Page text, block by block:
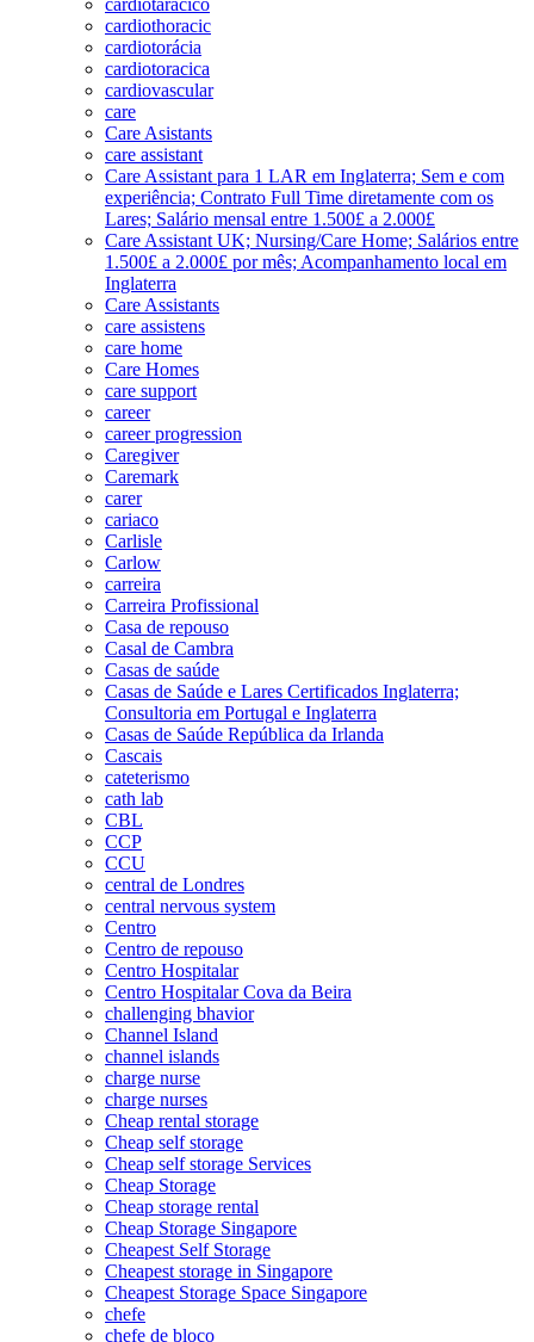
cardiothoracic
cardiotorácia
cardiotoracica
cardiovascular
care
Care Asistants
care assistant
Care Assistant para 1 LAR em Inglaterra; Sem e com
experiência; Contrato Full Time diretamente com os
Lares; Salário mensal entre 1.500£ a 2.000£
Care Assistant UK; Nursing/Care Home; Salários entre
1.500£ a 2.000£ por mês; Acompanhamento local em
Inglaterra
Care Assistants
care assistens
care home
Care Homes
care support
career
career progression
Caregiver
Caremark
carer
cariaco
Carlisle
Carlow
carreira
Carreira Profissional
Casa de repouso
Casal de Cambra
Casas de saúde
Casas de Saúde e Lares Certificados Inglaterra;
Consultoria em Portugal e Inglaterra
Casas de Saúde República da Irlanda
Cascais
cateterismo
cath lab
CBL
CCP
CCU
central de Londres
central nervous system
Centro
Centro de repouso
Centro Hospitalar
Centro Hospitalar Cova da Beira
challenging bhavior
Channel Island
channel islands
charge nurse
charge nurses
Cheap rental storage
Cheap self storage
Cheap self storage Services
Cheap Storage
Cheap storage rental
Cheap Storage Singapore
Cheapest Self Storage
Cheapest storage in Singapore
Cheapest Storage Space Singapore
chefe
chefe de bloco